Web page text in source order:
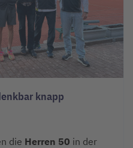
knapp
die Herren 50 in der